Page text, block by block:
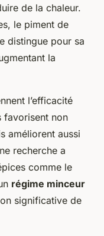
de la chaleur.
le piment de
distingue pour sa
la
l’efficacité
favorisent non
améliorent aussi
recherche a
comme le
régime minceur
significative de